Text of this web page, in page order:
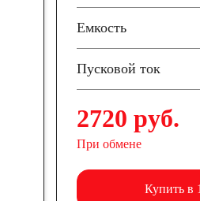
Емкость
Пусковой ток
2720 руб.
При обмене
Купить в